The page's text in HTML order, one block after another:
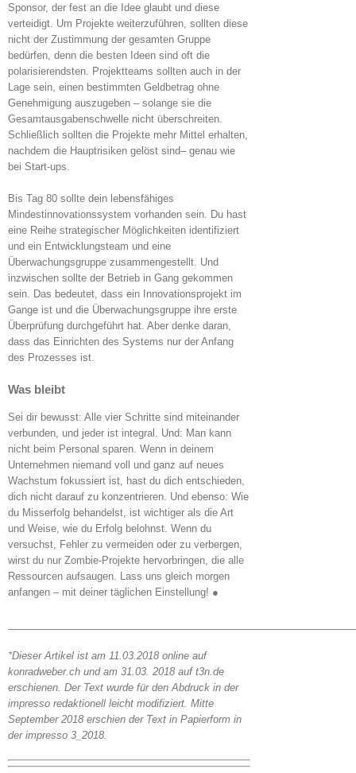
Sponsor, der fest an die Idee glaubt und diese
verteidigt. Um Projekte weiterzuführen, sollten diese
nicht der Zustimmung der gesamten Gruppe
bedürfen, denn die besten Ideen sind oft die
polarisierendsten. Projektteams sollten auch in der
Lage sein, einen bestimmten Geldbetrag ohne
Genehmigung auszugeben – solange sie die
Gesamtausgabenschwelle nicht überschreiten.
Schließlich sollten die Projekte mehr Mittel erhalten,
nachdem die Hauptrisiken gelöst sind– genau wie
bei Start-ups.
Bis Tag 80 sollte dein lebensfähiges
Mindestinnovationssystem vorhanden sein. Du hast
eine Reihe strategischer Möglichkeiten identifiziert
und ein Entwicklungsteam und eine
Überwachungsgruppe zusammengestellt. Und
inzwischen sollte der Betrieb in Gang gekommen
sein. Das bedeutet, dass ein Innovationsprojekt im
Gange ist und die Überwachungsgruppe ihre erste
Überprüfung durchgeführt hat. Aber denke daran,
dass das Einrichten des Systems nur der Anfang
des Prozesses ist.
Was bleibt
Sei dir bewusst: Alle vier Schritte sind miteinander
verbunden, und jeder ist integral. Und: Man kann
nicht beim Personal sparen. Wenn in deinem
Unternehmen niemand voll und ganz auf neues
Wachstum fokussiert ist, hast du dich entschieden,
dich nicht darauf zu konzentrieren. Und ebenso: Wie
du Misserfolg behandelst, ist wichtiger als die Art
und Weise, wie du Erfolg belohnst. Wenn du
versuchst, Fehler zu vermeiden oder zu verbergen,
wirst du nur Zombie-Projekte hervorbringen, die alle
Ressourcen aufsaugen. Lass uns gleich morgen
anfangen – mit deiner täglichen Einstellung! ●
*Dieser Artikel ist am 11.03.2018 online auf
konradweber.ch und am 31.03. 2018 auf t3n.de
erschienen. Der Text wurde für den Abdruck in der
impresso redaktionell leicht modifiziert. Mitte
September 2018 erschien der Text in Papierform in
der impresso 3_2018.